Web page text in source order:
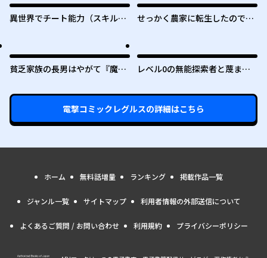
異世界でチート能力（スキル）
無双する ～レベルアップは人生
を変えた～
せっかく農家に転生したので勇
貧乏家族の長男はやがて『魔
レベル0の無能探索者と蔑まれ
ンキング1位は謎の人～
電撃コミックレグルスの詳細はこちら
ホーム 無料話増量 ランキング 掲載作品一覧
ジャンル一覧 サイトマップ 利用者情報の外部送信について
よくあるご質問 / お問い合わせ 利用規約 プライバシーポリシー